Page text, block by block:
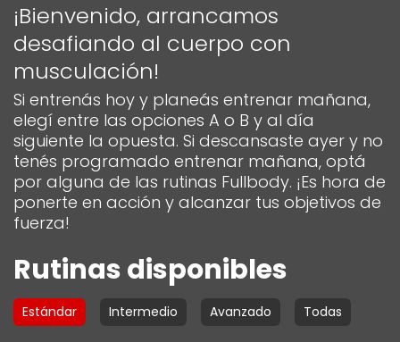
¡Bienvenido, arrancamos
desafiando al cuerpo con
musculación!
Si entrenás hoy y planeás entrenar mañana,
elegí entre las opciones A o B y al día
siguiente la opuesta. Si descansaste ayer y no
tenés programado entrenar mañana, optá
por alguna de las rutinas Fullbody. ¡Es hora de
ponerte en acción y alcanzar tus objetivos de
fuerza!
Rutinas disponibles
Estándar Intermedio Avanzado Todas